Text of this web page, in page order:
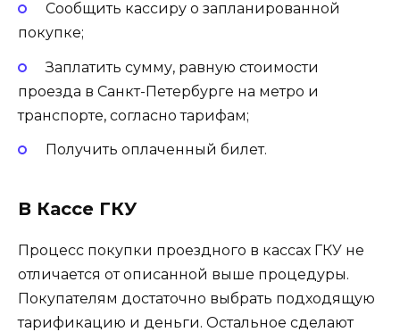
Сообщить кассиру о запланированной
покупке;
Заплатить сумму, равную стоимости
проезда в Санкт-Петербурге на метро и
транспорте, согласно тарифам;
Получить оплаченный билет.
В Кассе ГКУ
Процесс покупки проездного в кассах ГКУ не
отличается от описанной выше процедуры.
Покупателям достаточно выбрать подходящую
тарификацию и деньги. Остальное сделают